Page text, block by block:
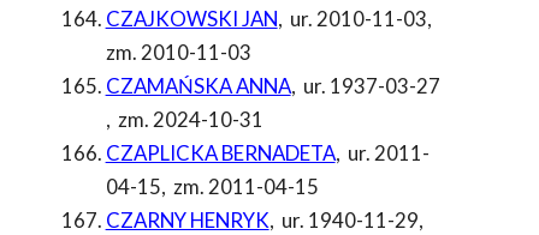
CZAJKOWSKI JAN, ur. 2010-11-03,
zm. 2010-11-03
CZAMAŃSKA ANNA, ur. 1937-03-27
, zm. 2024-10-31
CZAPLICKA BERNADETA, ur. 2011-
04-15, zm. 2011-04-15
CZARNY HENRYK, ur. 1940-11-29,